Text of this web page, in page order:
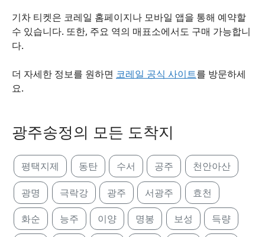
기차 티켓은 코레일 홈페이지나 모바일 앱을 통해 예약할
수 있습니다. 또한, 주요 역의 매표소에서도 구매 가능합니
다.
더 자세한 정보를 원하면 코레일 공식 사이트를 방문하세
요.
광주송정의 모든 도착지
평택지제 동탄 수서 공주 천안아산
광명 극락강 광주 서광주 효천
화순 능주 이양 명봉 보성 득량